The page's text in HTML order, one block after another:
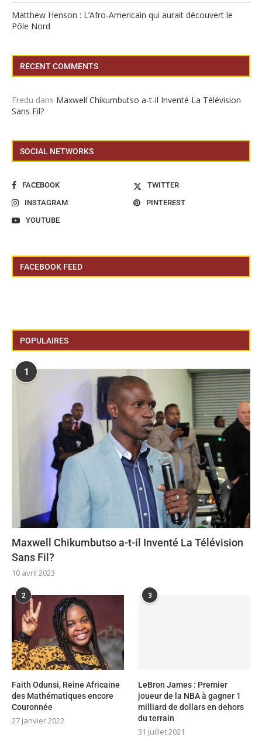
Matthew Henson : L’Afro-Americain qui aurait découvert le
Pôle Nord
RECENT COMMENTS
Fredu dans Maxwell Chikumbutso a-t-il Inventé La Télévision
Sans Fil?
SOCIAL NETWORKS
FACEBOOK
TWITTER
INSTAGRAM
PINTEREST
YOUTUBE
FACEBOOK FEED
POPULAIRES
1
Maxwell Chikumbutso a-t-il Inventé La Télévision
Sans Fil?
10 avril 2023
2
Faith Odunsi, Reine Africaine
des Mathématiques encore
Couronnée
27 janvier 2022
3
LeBron James : Premier
joueur de la NBA à gagner 1
milliard de dollars en dehors
du terrain
31 juillet 2021